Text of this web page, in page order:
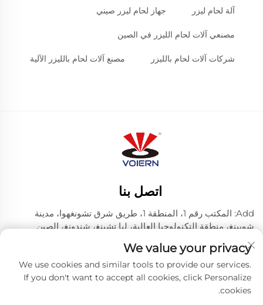
آلة لحام ليزر جهاز لحام ليزر صيني
مصنعي آلات لحام الليزر في الصين
شركات آلات لحام بالليزر مصنع آلات لحام بالليزر الآلية
اتصل بنا
Add: المكتب رقم 1، المنطقة 1، طريق شرق تشونغهوا، مدينة
شويينغ، منطقة التكنولوجيا العالية، ليا تشينغ، شندونغ، الصين
رقم الهاتف:+86-635 8512218
البريد الإلكتروني:[email protected]
We value your privacy
We use cookies and similar tools to provide our services.
If you don't want to accept all cookies, click Personalize
cookies.